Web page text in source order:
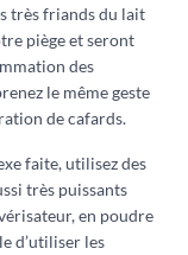
très friands du lait
piège et seront
des
le même geste
de cafards.
faite, utilisez des
très puissants
en poudre
d’utiliser les